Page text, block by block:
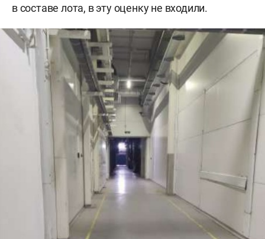
в составе лота, в эту оценку не входили.